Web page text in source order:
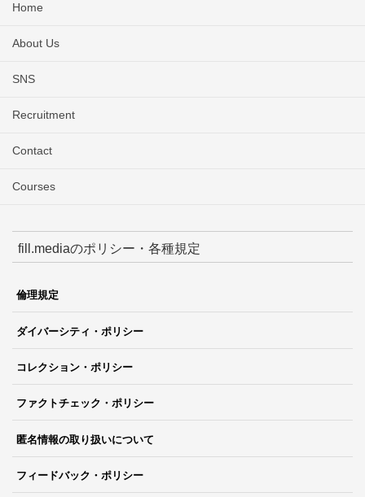
Home
About Us
SNS
Recruitment
Contact
Courses
fill.mediaのポリシー・各種規定
倫理規定
ダイバーシティ・ポリシー
コレクション・ポリシー
ファクトチェック・ポリシー
匿名情報の取り扱いについて
フィードバック・ポリシー